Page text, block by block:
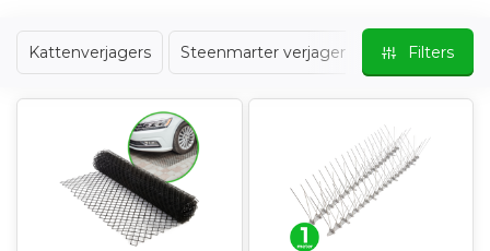
Kattenverjagers Steenmarter verjagers MarterFilters